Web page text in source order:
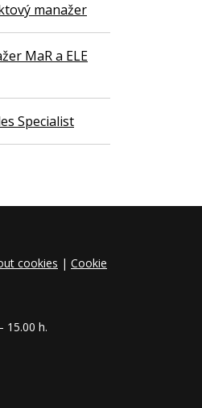
manažer
MaR a ELE
Specialist
cookies | Cookie
15.00 h.